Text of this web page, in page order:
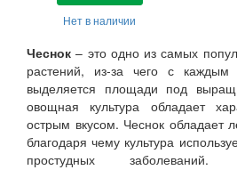
Нет в наличии
Чеснок– это одно из самых
растений, из-за чего с
выделяется площади под
овощная культура обладает
острым вкусом. Чеснок обладает
благодаря чему культура
простудных